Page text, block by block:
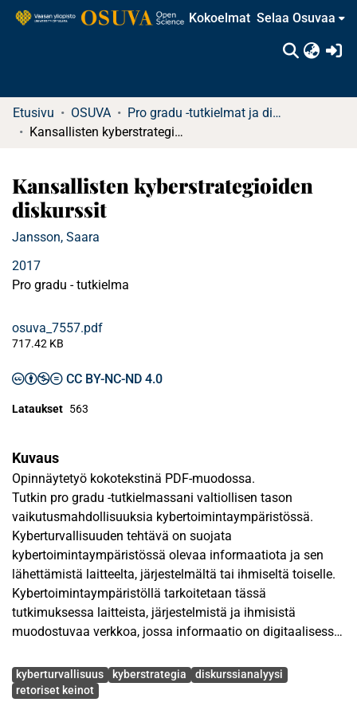
Kokoelmat Selaa Osuvaa
Etusivu OSUVA
Pro gradu -tutkielmat ja diplomityöt
Kansallisten kyberstrategioiden diskurssit
Kansallisten kyberstrategioiden
diskurssit
Jansson, Saara
2017
Pro gradu - tutkielma
osuva_7557.pdf
717.42 KB
CC BY-NC-ND 4.0
Lataukset 563
Kuvaus
Opinnäytetyö kokotekstinä PDF-muodossa.
Tutkin pro gradu -tutkielmassani valtiollisen tason
vaikutusmahdollisuuksia kybertoimintaympäristössä.
Kyberturvallisuuden tehtävä on suojata
kybertoimintaympäristössä olevaa informaatiota ja sen
lähettämistä laitteelta, järjestelmältä tai ihmiseltä toiselle.
Kybertoimintaympäristöllä tarkoitetaan tässä
tutkimuksessa laitteista, järjestelmistä ja ihmisistä
muodostuvaa verkkoa, jossa informaatio on digitaalisessa
Viimeisen viiden vuoden aikana keskustelu
Avainsanat
kyberturvallisuus kyberstrategia
diskurssianalyysi
retoriset keinot